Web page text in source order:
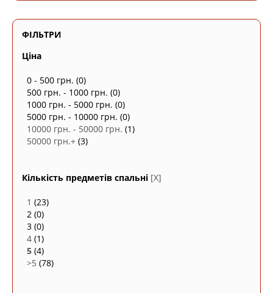
ФІЛЬТРИ
Ціна
0 - 500 грн. (0)
500 грн. - 1000 грн. (0)
1000 грн. - 5000 грн. (0)
5000 грн. - 10000 грн. (0)
10000 грн. - 50000 грн. (1)
50000 грн.+ (3)
Кількість предметів спальні [X]
1 (23)
2 (0)
3 (0)
4 (1)
5 (4)
>5 (78)